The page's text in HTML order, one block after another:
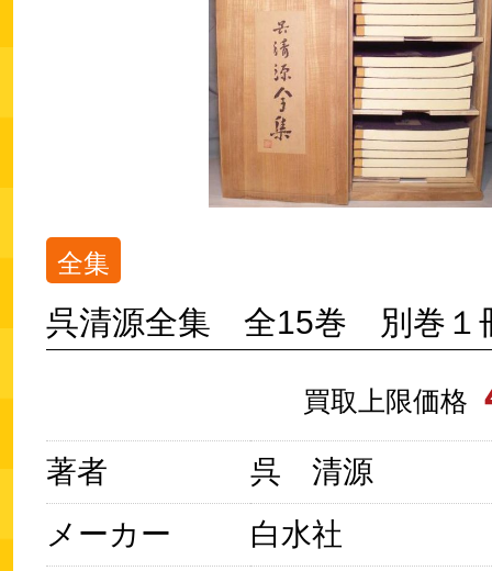
全集
呉清源全集 全15巻 別巻１
買取上限価格
著者
呉 清源
メーカー
白水社